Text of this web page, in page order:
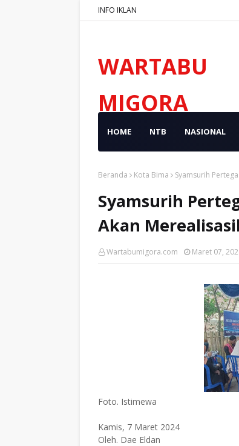
INFO IKLAN
WARTABU
MIGORA
HOME NTB NASIONAL
Beranda Kota Bima Syamsurih
Syamsurih
Akan
Wartabumigora.com Maret 07,
Foto. Istimewa
Kamis, 7 Maret 2024
Oleh. Dae Eldan